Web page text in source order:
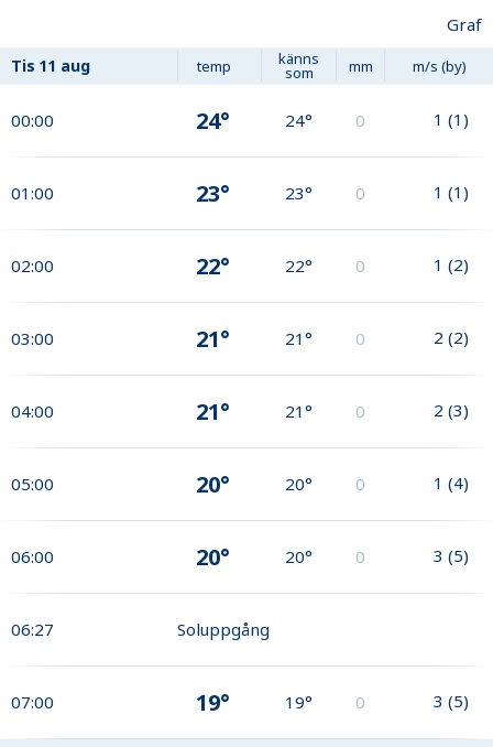
Graf
Tis 11 aug temp känns
som mm m/s (by)
00:00 24° 24° 0 1 (1)
01:00 23° 23° 0 1 (1)
02:00 22° 22° 0 1 (2)
03:00 21° 21° 0 2 (2)
04:00 21° 21° 0 2 (3)
05:00 20° 20° 0 1 (4)
06:00 20° 20° 0 3 (5)
06:27 Soluppgång
07:00 19° 19° 0 3 (5)